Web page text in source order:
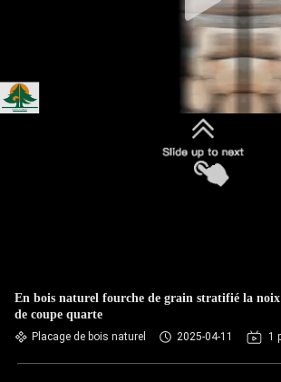
En bois naturel fourche de grain stratifié la
de coupe quarte
Placage de bois naturel 2025-04-11 1